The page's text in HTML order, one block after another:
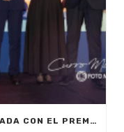
INTERNALIA GROUP, GALARDONADA CON EL PREMIO A LA INNOVACIÓN EN LOS XXIV PREMIOS EMPRESARIALES CIT MARBELLA 2024